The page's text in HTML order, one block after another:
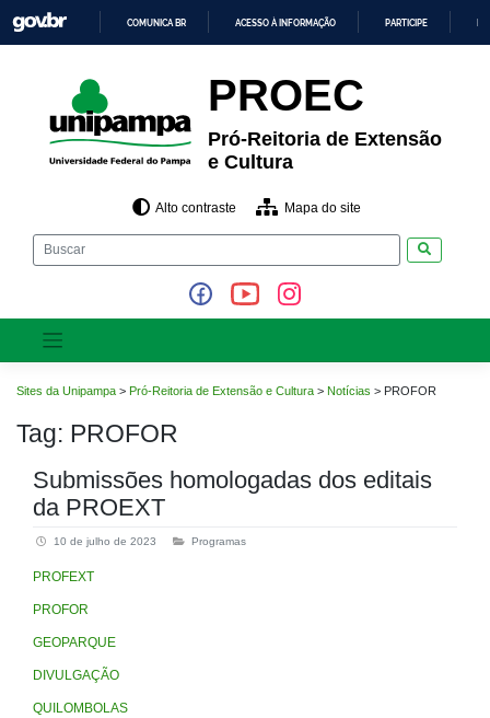
para
o
CONTEÚDO
COMUNICA BR ACESSO À INFORMAÇÃO PARTICIPE
PROEC
Pró-Reitoria de Extensão
e Cultura
Alto contraste Mapa do site
Sites da Unipampa > Pró-Reitoria de Extensão e Cultura > Notícias > PROFOR
Tag: PROFOR
Submissões homologadas dos editais
da PROEXT
10 de julho de 2023 Programas
PROFEXT
PROFOR
GEOPARQUE
DIVULGAÇÃO
QUILOMBOLAS